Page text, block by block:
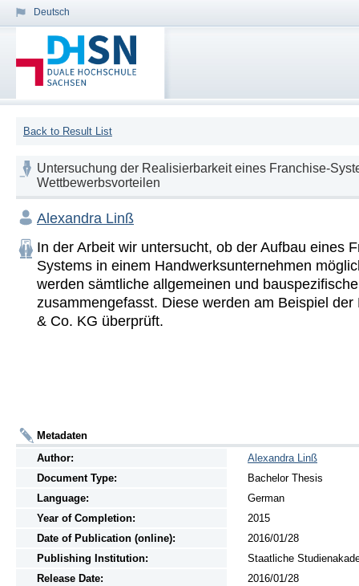
Deutsch
Back to Result List
Untersuchung der Realisierbarkeit eines Franchise-
Wettbewerbsvorteilen
Alexandra Linß
In der Arbeit wir untersucht, ob der Aufbau eines
Systems in einem Handwerksunternehmen
werden sämtliche allgemeinen und
zusammengefasst. Diese werden am Beispiel der
& Co. KG überprüft.
Metadaten
Author:
Alexandra Linß
Document Type:
Bachelor Thesis
Language:
German
Year of Completion:
2015
Date of Publication (online):
2016/01/28
Publishing Institution:
Staatliche
Release Date:
2016/01/28